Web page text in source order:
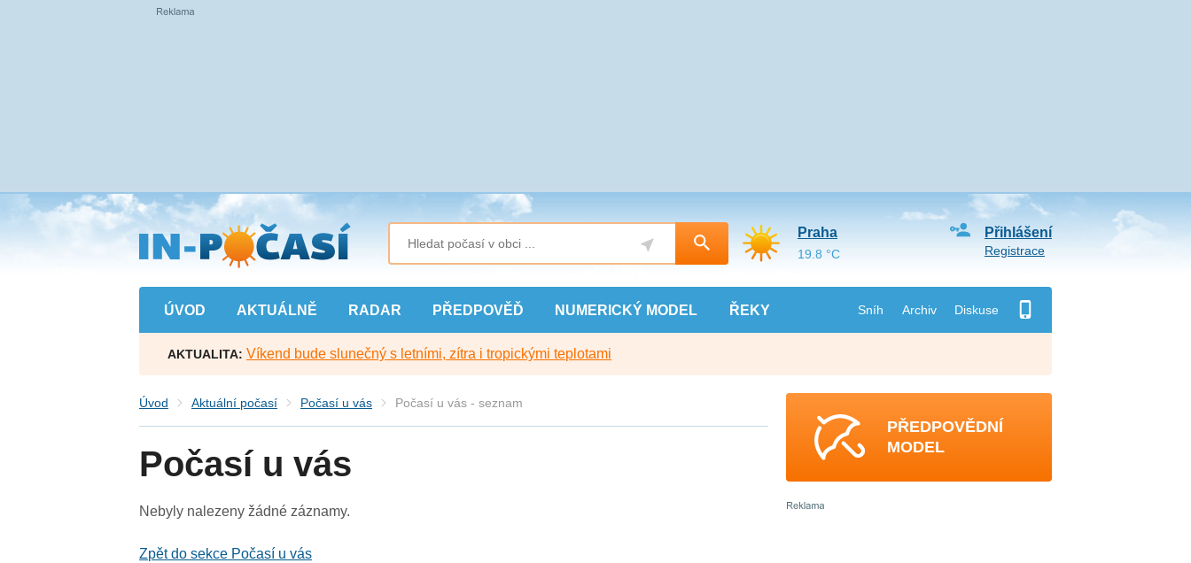
Přejít
na
hlavní
obsah
ÚVOD AKTUÁLNĚ RADAR PŘEDPOVĚĎ NUMERICKÝ MODEL ŘEKY Sníh Archiv Diskuse
Přihlášení
Registrace
Praha
19.8 °C
AKTUALITA: Víkend bude slunečný s letními, zítra i tropickými teplotami
Úvod Aktuální počasí Počasí u vás Počasí u vás - seznam
Počasí u vás
Nebyly nalezeny žádné záznamy.
Zpět do sekce Počasí u vás
PŘEDPOVĚDNÍ
MODEL